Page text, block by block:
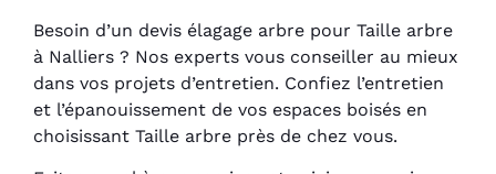
Besoin d’un devis élagage arbre pour Taille arbre
à Nalliers ? Nos experts vous conseiller au mieux
dans vos projets d’entretien. Confiez l’entretien
et l’épanouissement de vos espaces boisés en
choisissant Taille arbre près de chez vous.